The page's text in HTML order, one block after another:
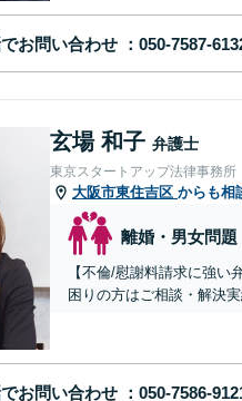
お問い合わせ
玄場 和子 弁護士
東京スタートアップ法律事務所
大阪市東住吉区 からも相
離婚・男女問題
【不倫/慰謝料請求に強
困りの方はご相談・解決
お問い合わせ